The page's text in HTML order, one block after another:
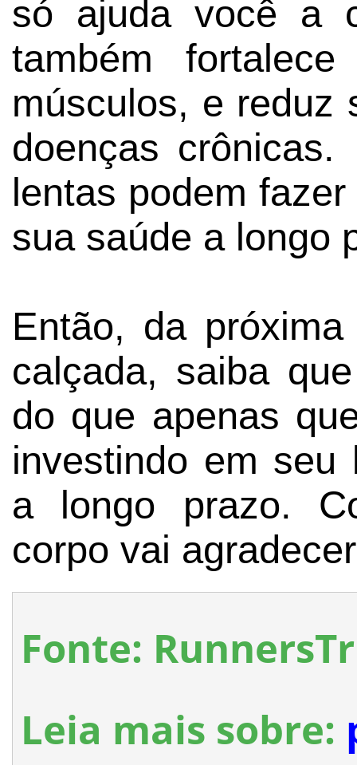
só ajuda você a
também
músculos, e reduz
doenças
lentas podem
sua saúde a longo
Então, da
calçada, saiba
do que apenas
investindo em seu
a longo prazo.
corpo vai
Fonte:
Leia mais sobre: